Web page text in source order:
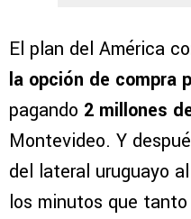
El plan del América
la opción de compra
pagando 2 millones
Montevideo. Y
del lateral uruguayo
los minutos que